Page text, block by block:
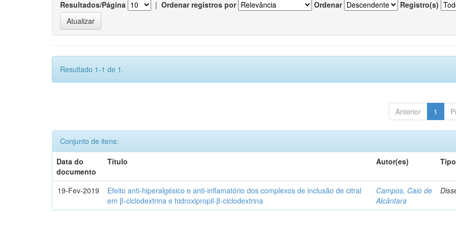
Resultados/Página | Ordenar registros por Ordenar Registro(s)
Resultado 1-1 de 1.
Anterior 1
Conjunto de itens:
Data do
documento
Título Autor(es) Tipo
19-Fev-2019
Efeito anti-hiperalgésico e anti-inflamatório dos complexos de inclusão de citral
em β-ciclodextrina e hidroxipropil-β-ciclodextrina
Campos, Caio de
Alcântara